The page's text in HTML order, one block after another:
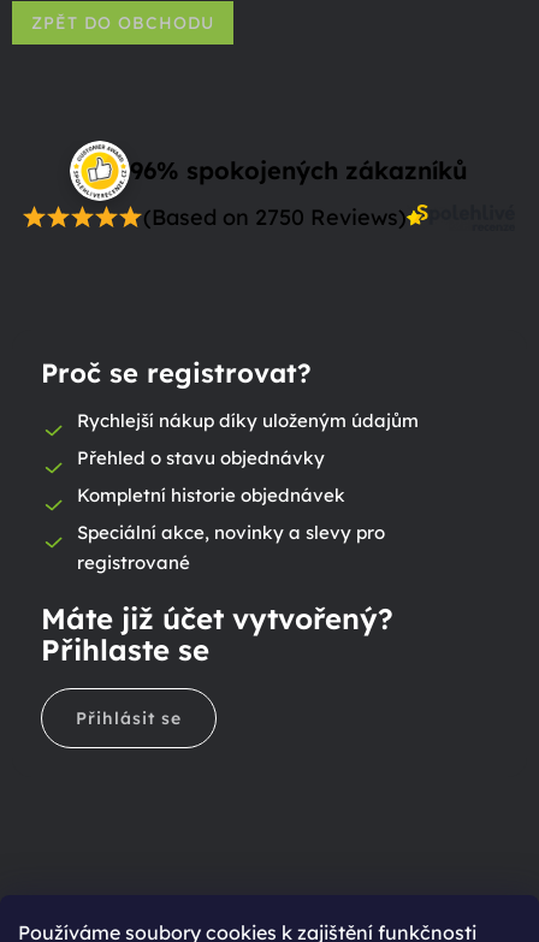
Používáme soubory cookies k zajištění funkčnosti
ZPĚT DO OBCHODU
96% spokojených zákazníků
(Based on 2750 Reviews)
Proč se registrovat?
Rychlejší nákup díky uloženým údajům
Přehled o stavu objednávky
Kompletní historie objednávek
Speciální akce, novinky a slevy pro
registrované
Máte již účet vytvořený?
Přihlaste se
Přihlásit se
Ještě nemáte účet?